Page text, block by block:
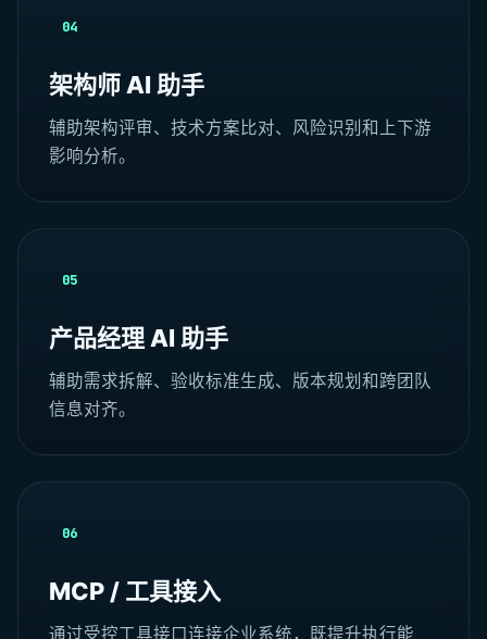
04
架构师 AI 助手
辅助架构评审、技术方案比对、风险识别和上下游
影响分析。
05
产品经理 AI 助手
辅助需求拆解、验收标准生成、版本规划和跨团队
信息对齐。
06
MCP / 工具接入
通过受控工具接口连接企业系统，既提升执行能